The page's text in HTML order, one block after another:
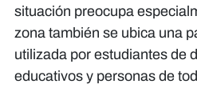
situación preocupa
zona también se ubica una
utilizada por estudiantes de
educativos y personas de